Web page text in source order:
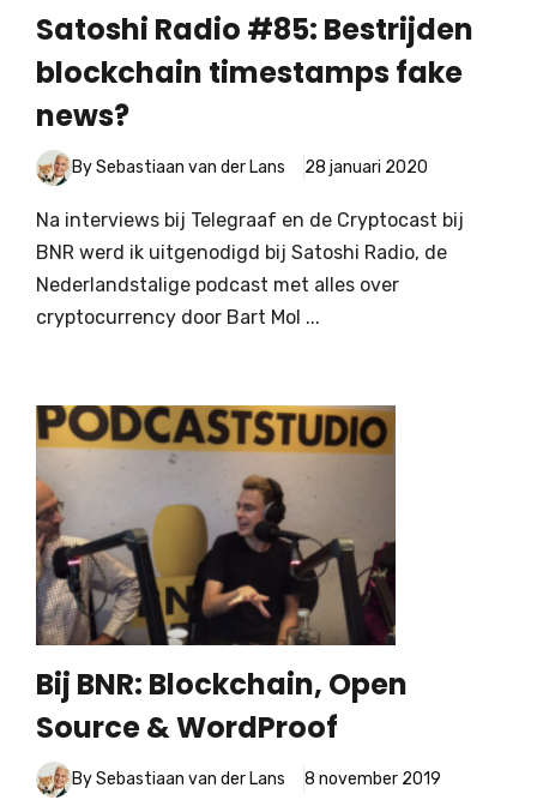
Satoshi Radio #85: Bestrijden
blockchain timestamps fake
news?
By Sebastiaan van der Lans 28 januari 2020
Na interviews bij Telegraaf en de Cryptocast bij
BNR werd ik uitgenodigd bij Satoshi Radio, de
Nederlandstalige podcast met alles over
cryptocurrency door Bart Mol ...
Bij BNR: Blockchain, Open
Source & WordProof
By Sebastiaan van der Lans 8 november 2019